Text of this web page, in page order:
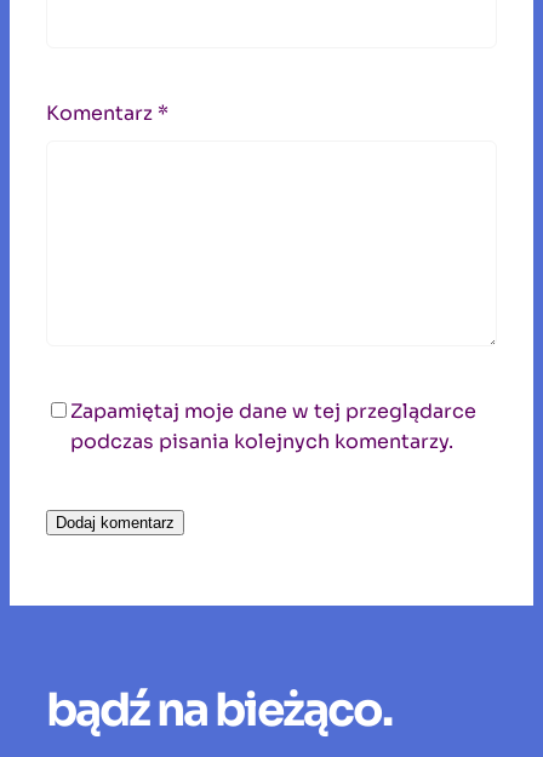
Komentarz *
Zapamiętaj moje dane w tej przeglądarce
podczas pisania kolejnych komentarzy.
bądź na bieżąco.